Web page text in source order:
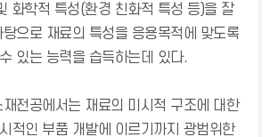
화학적 특성(환경 친화적 특성 등)을 잘
으로 재료의 특성을 응용목적에 맞도록
있는 능력을 습득하는데 있다.
전공에서는 재료의 미시적 구조에 대한
적인 부품 개발에 이르기까지 광범위한